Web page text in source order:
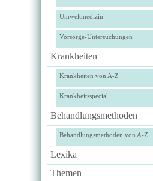
Umweltmedizin
Vorsorge-Untersuchungen
Krankheiten
Krankheiten von A-Z
Krankheitsspecial
Behandlungsmethoden
Behandlungsmethoden von A-Z
Lexika
Themen